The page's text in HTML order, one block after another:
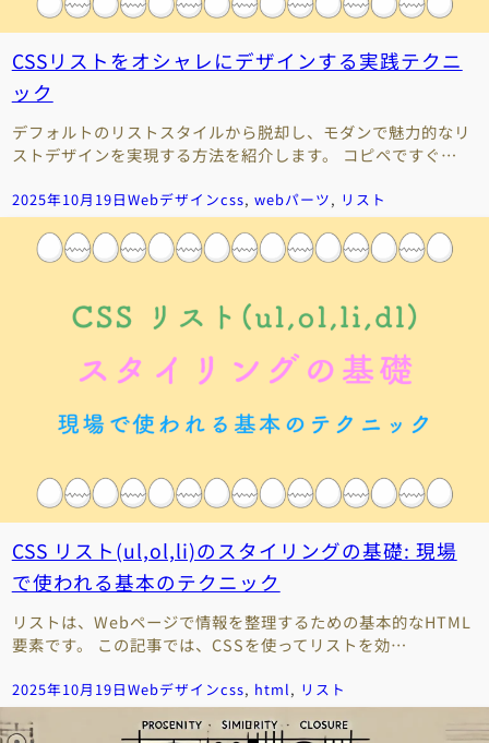
CSSリストをオシャレにデザインする実践テクニ
ック
デフォルトのリストスタイルから脱却し、モダンで魅力的なリ
ストデザインを実現する方法を紹介します。 コピペですぐ…
2025年10月19日Webデザインcss, webパーツ, リスト
CSS リスト(ul,ol,li)のスタイリングの基礎: 現場
で使われる基本のテクニック
リストは、Webページで情報を整理するための基本的なHTML
要素です。 この記事では、CSSを使ってリストを効…
2025年10月19日Webデザインcss, html, リスト